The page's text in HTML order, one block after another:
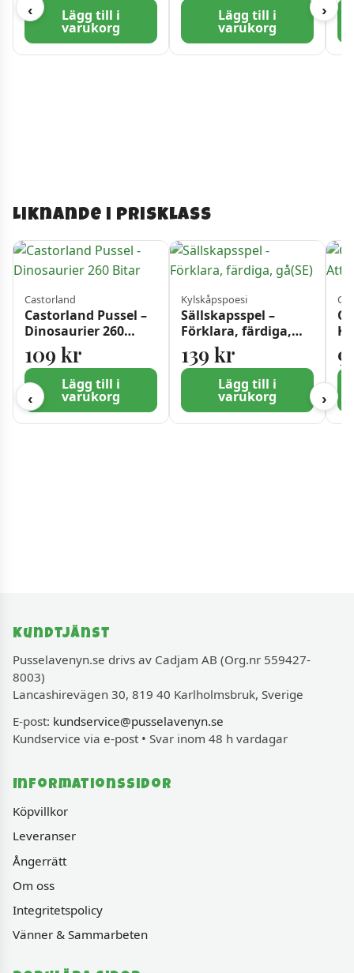
‹ Lägg till i
varukorg
Lägg till i
varukorg
›
Liknande i prisklass
‹
Castorland
Castorland Pussel –
Dinosaurier 260
109 kr
Lägg till i
varukorg
Kylskåpspoesi
Sällskapsspel –
Förklara, färdiga,
gå(SE)
139 kr
Lägg till i
varukorg ›
Kundtjänst
Pusselavenyn.se drivs av Cadjam AB (Org.nr 559427-
8003)
Lancashirevägen 30, 819 40 Karlholmsbruk, Sverige
E-post: kundservice@pusselavenyn.se
Kundservice via e-post • Svar inom 48 h vardagar
Informationssidor
Köpvillkor
Leveranser
Ångerrätt
Om oss
Integritetspolicy
Vänner & Sammarbeten